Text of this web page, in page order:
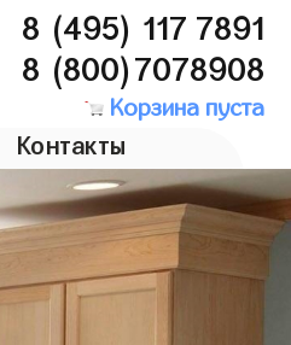
8 (495) 117 7891
8 (800)7078908
Корзина пуста
Контакты